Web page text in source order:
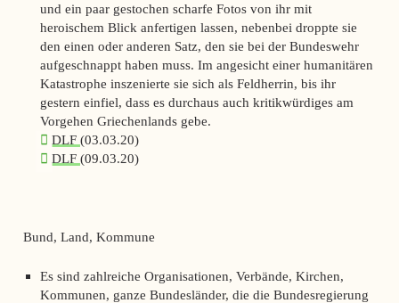
und ein paar gestochen scharfe Fotos von ihr mit
heroischem Blick anfertigen lassen, nebenbei droppte sie
den einen oder anderen Satz, den sie bei der Bundeswehr
aufgeschnappt haben muss. Im angesicht einer humanitären
Katastrophe inszenierte sie sich als Feldherrin, bis ihr
gestern einfiel, dass es durchaus auch kritikwürdiges am
Vorgehen Griechenlands gebe.
DLF(03.03.20)
DLF(09.03.20)
Bund, Land, Kommune
Es sind zahlreiche Organisationen, Verbände, Kirchen,
Kommunen, ganze Bundesländer, die die Bundesregierung